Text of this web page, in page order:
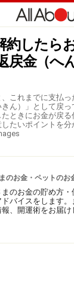
約したら
戻金（へ
これまでに支払
ん）」として戻
ときにお金が戻
たいポイントを
のお金・ペットのお
のお金の貯め方
バイスをします
、開運術をお届け